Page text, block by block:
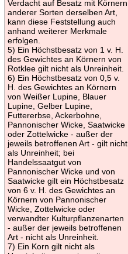
Verdacht auf Besatz mit Körnern
anderer Sorten derselben Art,
kann diese Feststellung auch
anhand weiterer Merkmale
erfolgen.
5) Ein Höchstbesatz von 1 v. H.
des Gewichtes an Körnern von
Rotklee gilt nicht als Unreinheit.
6) Ein Höchstbesatz von 0,5 v.
H. des Gewichtes an Körnern
von Weißer Lupine, Blauer
Lupine, Gelber Lupine,
Futtererbse, Ackerbohne,
Pannonischer Wicke, Saatwicke
oder Zottelwicke - außer der
jeweils betroffenen Art - gilt nicht
als Unreinheit; bei
Handelssaatgut von
Pannonischer Wicke und von
Saatwicke gilt ein Höchstbesatz
von 6 v. H. des Gewichtes an
Körnern von Pannonischer
Wicke, Zottelwicke oder
verwandter Kulturpflanzenarten
- außer der jeweils betroffenen
Art - nicht als Unreinheit.
7) Ein Korn gilt nicht als